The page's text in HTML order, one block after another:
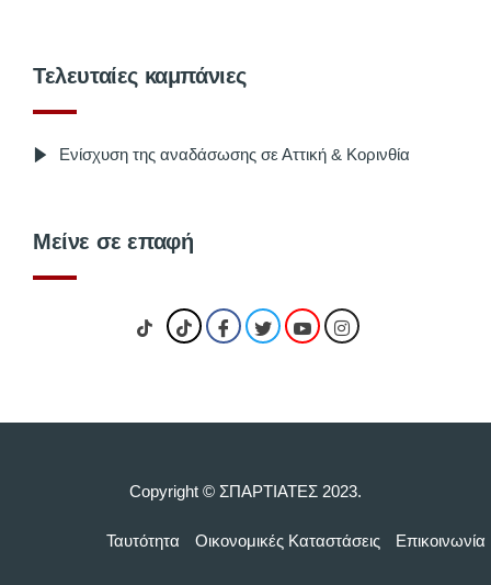
Τελευταίες καμπάνιες
Ενίσχυση της αναδάσωσης σε Αττική & Κορινθία
Μείνε σε επαφή
Copyright © ΣΠΑΡΤΙΑΤΕΣ 2023.
Ταυτότητα Οικονομικές Kαταστάσεις Επικοινωνία